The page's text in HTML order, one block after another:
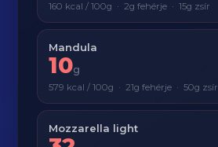
160 kcal / 100g · 2g fehérje · 15g zsír
Mandula
10g
579 kcal / 100g · 21g fehérje · 50g zsír
Mozzarella light